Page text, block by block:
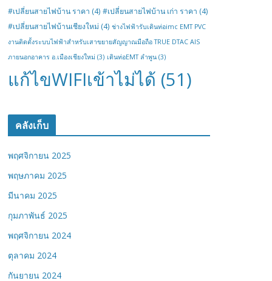
#เปลี่ยนสายไฟบ้าน ราคา (4) #เปลี่ยนสายไฟบ้าน เก่า ราคา (4)
#เปลี่ยนสายไฟบ้านเชียงใหม่ (4) ช่างไฟฟ้ารับเดินท่อimc EMT PVC
งานติดตั้งระบบไฟฟ้าสำหรับเสาขยายสัญญาณมือถือ TRUE DTAC AIS
ภายนอกอาคาร อ.เมืองเชียงใหม่ (3) เดินท่อEMT ลำพูน (3)
แก้ไขWIFIเข้าไม่ได้ (51)
คลังเก็บ
พฤศจิกายน 2025
พฤษภาคม 2025
มีนาคม 2025
กุมภาพันธ์ 2025
พฤศจิกายน 2024
ตุลาคม 2024
กันยายน 2024